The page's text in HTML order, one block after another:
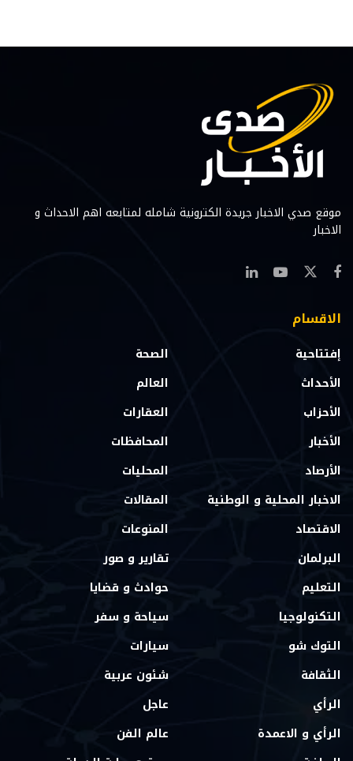
موقع صدي الاخبار جريدة الكترونية شامله لمتابعه اهم الاحداث و
الاخبار
الاقسام
إفتتاحية
الأحداث
الأحزاب
الأخبار
الأرصاد
الاخبار المحلية و الوطنية
الاقتصاد
البرلمان
التعليم
التكنولوجيا
التوك شو
الثقافة
الرأي
الرأي و الاعمدة
الصحة
العالم
العقارات
المحافظات
المحليات
المقالات
المنوعات
تقارير و صور
حوادث و قضايا
سياحة و سفر
سيارات
شئون عربية
عاجل
عالم الفن